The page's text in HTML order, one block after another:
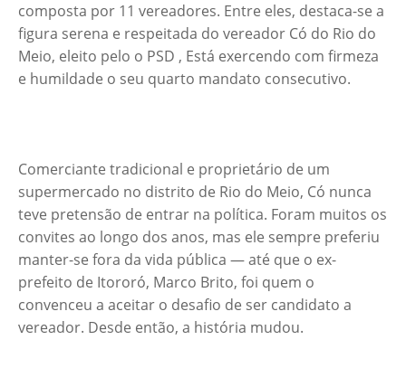
composta por 11 vereadores. Entre eles, destaca-se a
figura serena e respeitada do vereador Có do Rio do
Meio, eleito pelo o PSD , Está exercendo com firmeza
e humildade o seu quarto mandato consecutivo.
Comerciante tradicional e proprietário de um
supermercado no distrito de Rio do Meio, Có nunca
teve pretensão de entrar na política. Foram muitos os
convites ao longo dos anos, mas ele sempre preferiu
manter-se fora da vida pública — até que o ex-
prefeito de Itororó, Marco Brito, foi quem o
convenceu a aceitar o desafio de ser candidato a
vereador. Desde então, a história mudou.